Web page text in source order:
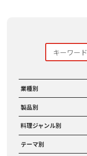
業種別
製品別
料理ジャンル別
テーマ別